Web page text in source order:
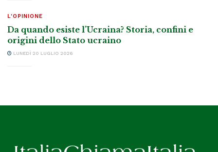
L'OPINIONE
Da quando esiste l’Ucraina? Storia, confini e
origini dello Stato ucraino
LUNEDÌ 20 LUGLIO 2026